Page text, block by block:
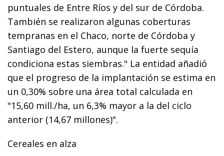
puntuales de Entre Ríos y del sur de Córdoba.
También se realizaron algunas coberturas
tempranas en el Chaco, norte de Córdoba y
Santiago del Estero, aunque la fuerte sequía
condiciona estas siembras." La entidad añadió
que el progreso de la implantación se estima en
un 0,30% sobre una área total calculada en
"15,60 mill./ha, un 6,3% mayor a la del ciclo
anterior (14,67 millones)".
Cereales en alza